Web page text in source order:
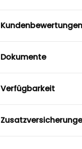
Kundenbewertungen
Dokumente
Verfügbarkeit